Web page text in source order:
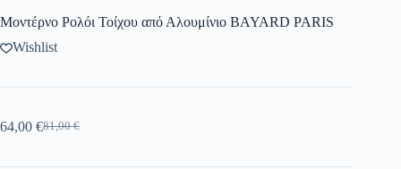
Μοντέρνο Ρολόι Τοίχου από Αλουμίνιο BAYARD PARIS
Wishlist
81,00€
64,00 €